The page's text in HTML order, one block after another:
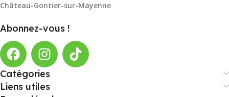
Château-Gontier-sur-Mayenne
Abonnez-vous !
Catégories
Liens utiles